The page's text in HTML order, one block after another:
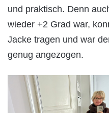
und praktisch. Denn
wieder +2 Grad war,
Jacke tragen und war
genug angezogen.